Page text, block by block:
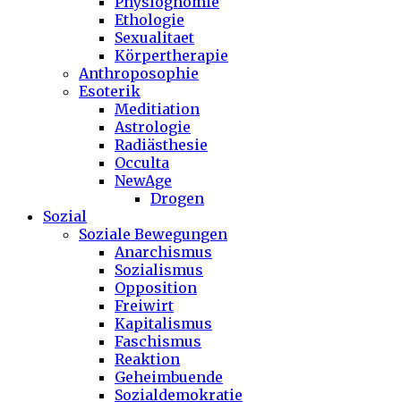
Ethologie
Sexualitaet
Körpertherapie
Anthroposophie
Esoterik
Meditiation
Astrologie
Radiästhesie
Occulta
NewAge
Drogen
Sozial
Soziale Bewegungen
Anarchismus
Sozialismus
Opposition
Freiwirt
Kapitalismus
Faschismus
Reaktion
Geheimbuende
Sozialdemokratie